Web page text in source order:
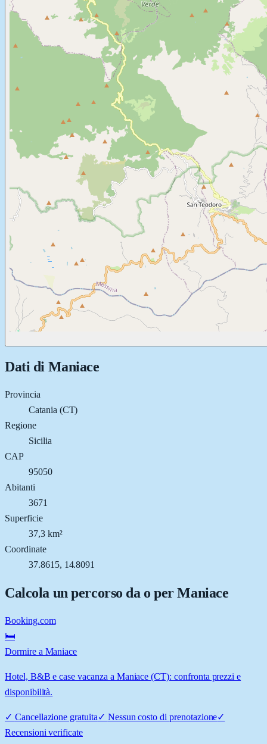
Dati di Maniace
Provincia
Catania (CT)
Regione
Sicilia
CAP
95050
Abitanti
3671
Superficie
37,3 km²
Coordinate
37.8615, 14.8091
Calcola un percorso da o perManiace
Booking.com
🛏️
Dormire a Maniace
Hotel, B&B e case vacanza a Maniace (CT): confronta prezzi e
disponibilità.
✓ Cancellazione gratuita✓ Nessun costo di prenotazione✓
Recensioni verificate